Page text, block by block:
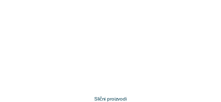
Slični proizvodi